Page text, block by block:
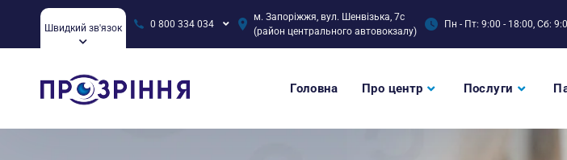
Швидкий зв'язок 0 800 334 034
м. Запоріжжя, вул. Шенвізька, 7с
(район центрального автовокзалу)
Пн - Пт: 9:00 - 18:00, Сб:
Головна Про центр Послуги